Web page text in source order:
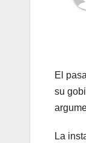
El
su
La